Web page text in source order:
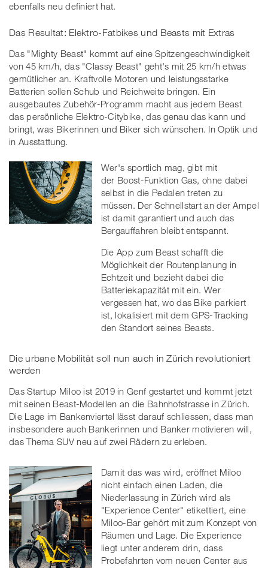
ebenfalls neu definiert hat.
Das Resultat: Elektro-Fatbikes und Beasts mit Extras
Das "Mighty Beast" kommt auf eine Spitzengeschwindigkeit
von 45 km/h, das "Classy Beast" geht's mit 25 km/h etwas
gemütlicher an. Kraftvolle Motoren und leistungsstarke
Batterien sollen Schub und Reichweite bringen. Ein
ausgebautes Zubehör-Programm macht aus jedem Beast
das persönliche Elektro-Citybike, das genau das kann und
bringt, was Bikerinnen und Biker sich wünschen. In Optik und
in Ausstattung.
Wer's sportlich mag, gibt mit
der Boost-Funktion Gas, ohne dabei
selbst in die Pedalen treten zu
müssen. Der Schnellstart an der Ampel
ist damit garantiert und auch das
Bergauffahren bleibt entspannt.
Die App zum Beast schafft die
Möglichkeit der Routenplanung in
Echtzeit und bezieht dabei die
Batteriekapazität mit ein. Wer
vergessen hat, wo das Bike parkiert
ist, lokalisiert mit dem GPS-Tracking
den Standort seines Beasts.
Die urbane Mobilität soll nun auch in Zürich revolutioniert
werden
Das Startup Miloo ist 2019 in Genf gestartet und kommt jetzt
mit seinen Beast-Modellen an die Bahnhofstrasse in Zürich.
Die Lage im Bankenviertel lässt darauf schliessen, dass man
insbesondere auch Bankerinnen und Banker motivieren will,
das Thema SUV neu auf zwei Rädern zu erleben.
Damit das was wird, eröffnet Miloo
nicht einfach einen Laden, die
Niederlassung in Zürich wird als
"Experience Center" etikettiert, eine
Miloo-Bar gehört mit zum Konzept von
Räumen und Lage. Die Experience
liegt unter anderem drin, dass
Probefahrten vom neuen Center aus